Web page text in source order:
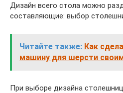
Дизайн всего стола можно
составляющие: выбор
Читайте также: Как
машину для шерсти
При выборе дизайна